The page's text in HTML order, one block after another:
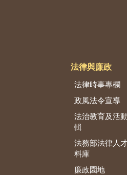
法律與廉政
法律時事專欄
政風法令宣導
法治教育及活
輯
法務部法律人
料庫
廉政園地